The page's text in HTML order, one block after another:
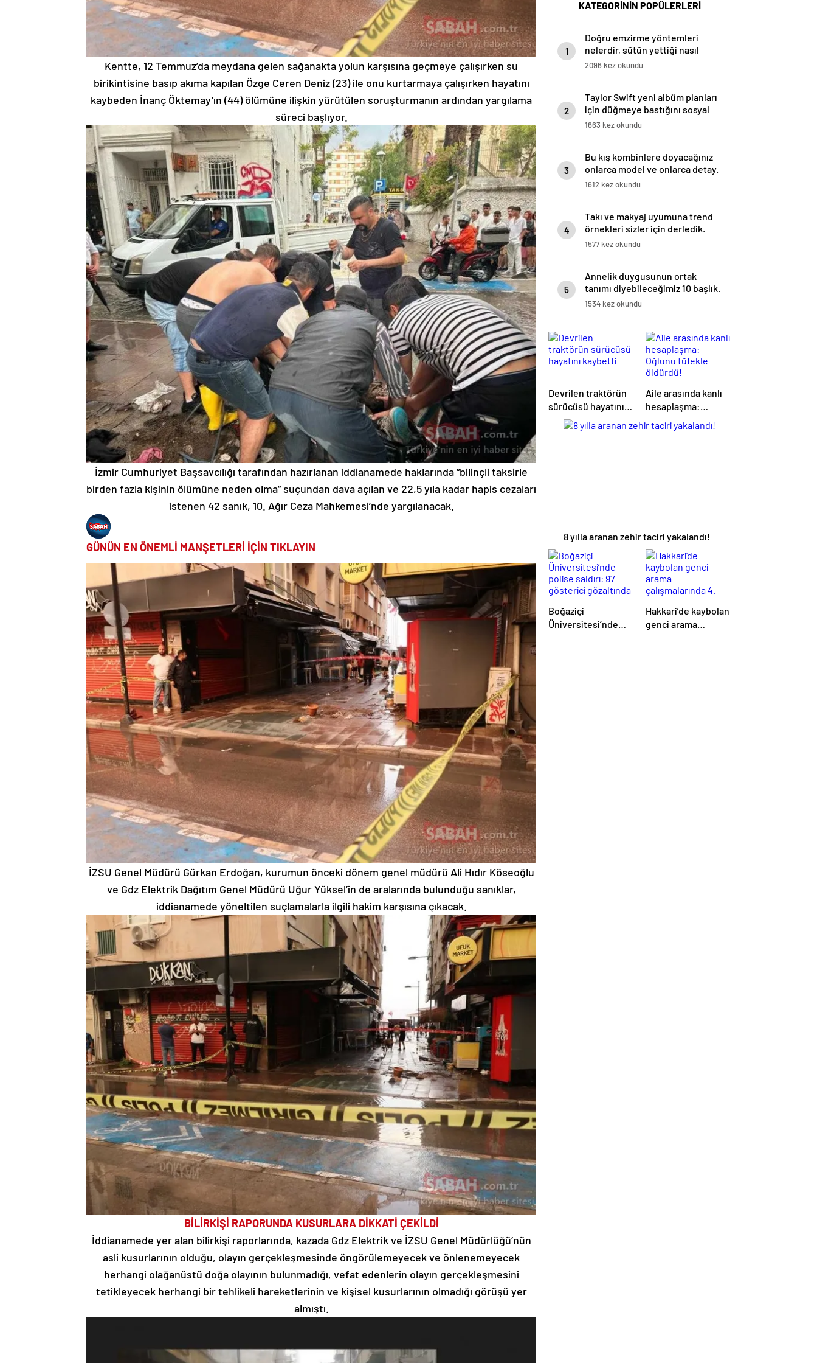
Kentte, 12 Temmuz’da meydana gelen sağanakta yolun karşısına geçmeye çalışırken su
birikintisine basıp akıma kapılan Özge Ceren Deniz (23) ile onu kurtarmaya çalışırken hayatını
kaybeden İnanç Öktemay’ın (44) ölümüne ilişkin yürütülen soruşturmanın ardından yargılama
süreci başlıyor.
İzmir Cumhuriyet Başsavcılığı tarafından hazırlanan iddianamede haklarında “bilinçli taksirle
birden fazla kişinin ölümüne neden olma” suçundan dava açılan ve 22,5 yıla kadar hapis cezaları
istenen 42 sanık, 10. Ağır Ceza Mahkemesi’nde yargılanacak.
GÜNÜN EN ÖNEMLİ MANŞETLERİ İÇİN TIKLAYIN
İZSU Genel Müdürü Gürkan Erdoğan, kurumun önceki dönem genel müdürü Ali Hıdır Köseoğlu
ve Gdz Elektrik Dağıtım Genel Müdürü Uğur Yüksel’in de aralarında bulunduğu sanıklar,
iddianamede yöneltilen suçlamalarla ilgili hakim karşısına çıkacak.
BİLİRKİŞİ RAPORUNDA KUSURLARA DİKKATİ ÇEKİLDİ
İddianamede yer alan bilirkişi raporlarında, kazada Gdz Elektrik ve İZSU Genel Müdürlüğü’nün
asli kusurlarının olduğu, olayın gerçekleşmesinde öngörülemeyecek ve önlenemeyecek
herhangi olağanüstü doğa olayının bulunmadığı, vefat edenlerin olayın gerçekleşmesini
tetikleyecek herhangi bir tehlikeli hareketlerinin ve kişisel kusurlarının olmadığı görüşü yer
almıştı.
KATEGORİNİN POPÜLERLERİ
1
Doğru emzirme yöntemleri
nelerdir, sütün yettiği nasıl
anlaşılır?
2096 kez okundu
2
Taylor Swift yeni albüm planları
için düğmeye bastığını sosyal
medyadan duyurdu!
1663 kez okundu
3
Bu kış kombinlere doyacağınız
onlarca model ve onlarca detay.
1612 kez okundu
4
Takı ve makyaj uyumuna trend
örnekleri sizler için derledik.
1577 kez okundu
5
Annelik duygusunun ortak
tanımı diyebileceğimiz 10 başlık.
1534 kez okundu
Devrilen traktörün
sürücüsü hayatını
kaybetti
Aile arasında kanlı
hesaplaşma:
Oğlunu tüfekle
öldürdü!
8 yılla aranan zehir taciri yakalandı!
Boğaziçi
Üniversitesi’nde
Hakkari’de kaybolan
genci arama